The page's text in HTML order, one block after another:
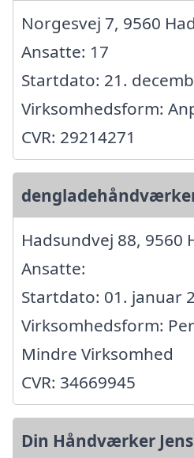
Norgesvej 7, 9560
Ansatte: 17
Startdato: 21.
Virksomhedsform:
CVR: 29214271
Hadsundvej 88, 9560
Ansatte:
Startdato: 01. januar
Virksomhedsform:
Mindre Virksomhed
CVR: 34669945
Din Håndværker